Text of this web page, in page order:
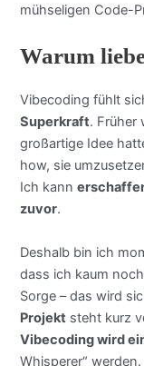
mühseligen Code-
Warum
Vibecoding fühlt
Superkraft. Früher
großartige Idee
how, sie
Ich kann
zuvor.
Deshalb bin ich
dass ich kaum
Sorge – das wird
Projekt steht kurz
Vibecoding wird
Whisperer“ werden.